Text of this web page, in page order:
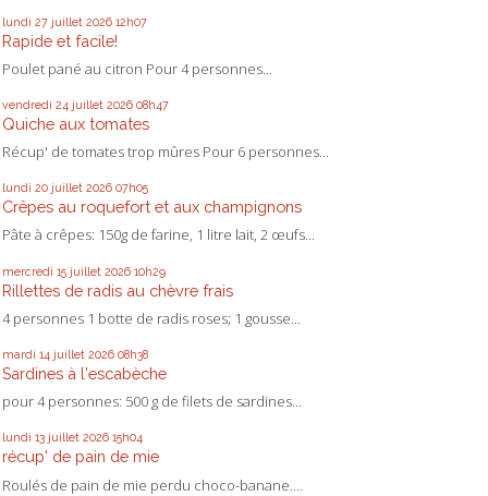
lundi 27 juillet 2026 12h07
Rapide et facile!
Poulet pané au citron Pour 4 personnes...
vendredi 24 juillet 2026 08h47
Quiche aux tomates
Récup' de tomates trop mûres Pour 6 personnes...
lundi 20 juillet 2026 07h05
Crêpes au roquefort et aux champignons
Pâte à crêpes: 150g de farine, 1 litre lait, 2 œufs...
mercredi 15 juillet 2026 10h29
Rillettes de radis au chèvre frais
4 personnes 1 botte de radis roses; 1 gousse...
mardi 14 juillet 2026 08h38
Sardines à l'escabèche
pour 4 personnes: 500 g de filets de sardines...
lundi 13 juillet 2026 15h04
récup' de pain de mie
Roulés de pain de mie perdu choco-banane....